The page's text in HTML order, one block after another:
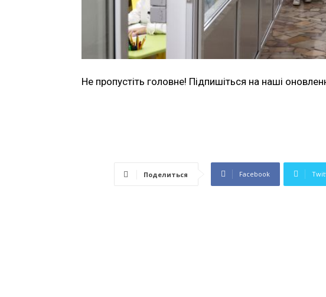
Не пропустіть головне! Підпишіться на наші
Поделиться Facebook